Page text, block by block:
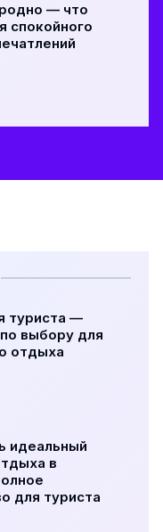
— что
спокойного
туриста —
выбору для
отдыха
идеальный
в
для туриста